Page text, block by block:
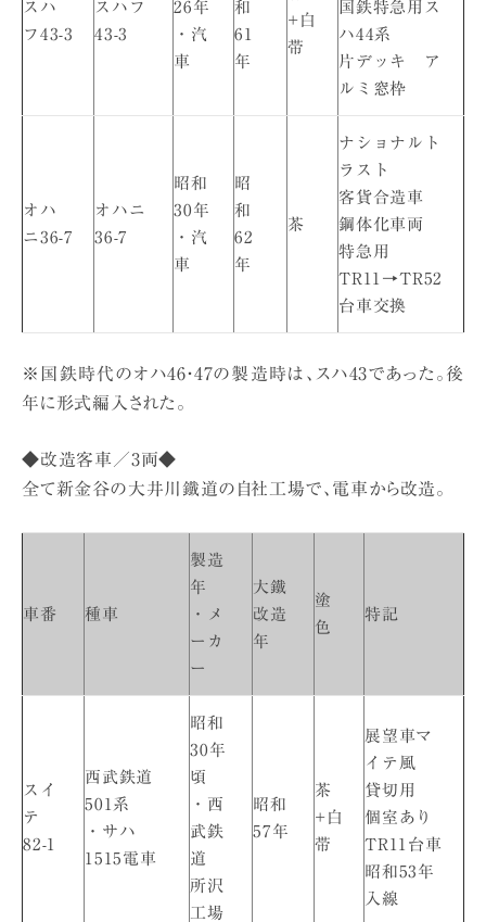
スハ
フ43-3
スハフ
43-3
26年
・汽
車
和
61
年
+白
帯
国鉄特急用ス
ハ44系
片デッキ ア
ルミ窓枠
オハ
ニ36-7
オハニ
36-7
昭和
30年
・汽
車
昭
和
62
年
茶
ナショナルト
ラスト
客貨合造車
鋼体化車両
特急用
TR11→TR52
台車交換
※国鉄時代のオハ46・47の製造時は、スハ43であった。後
年に形式編入された。
◆改造客車／3両◆
全て新金谷の大井川鐵道の自社工場で、電車から改造。
車番 種車
製造
年
・メ
ーカ
ー
大鐵
改造
年
塗
色
特記
スイ
テ
82-1
西武鉄道
501系
・サハ
1515電車
昭和
30年
頃
・西
武鉄
道
所沢
工場
昭和
57年
茶
+白
帯
展望車マ
イテ風
貸切用
個室あり
TR11台車
昭和53年
入線